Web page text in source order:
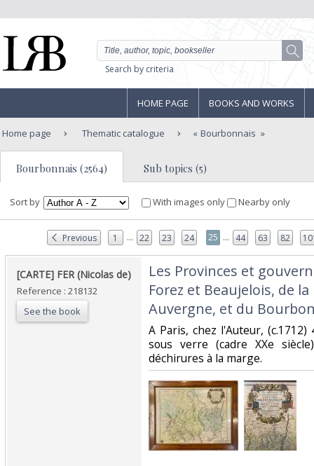
Search by criteria
HOME PAGE BOOKS AND WORKS
Home page Thematic catalogue Bourbonnais
Bourbonnais (2564) Sub topics (5)
Sort by With images only Nearby only
Previous 1 ... 22 23 24 25 ... 44 63 82
‎[CARTE] FER (Nicolas de)‎
Reference : 218132
See the book
‎Les Provinces et
Forez et Beaujelois, de
Auvergne, et du
‎A Paris, chez l'Auteur,
sous verre (cadre XXe
déchirures à la marge.‎